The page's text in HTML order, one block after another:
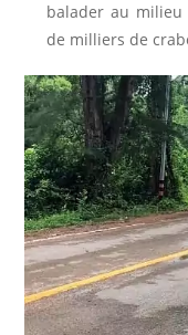
S
P
R
I
T
B
balader au
de milliers de